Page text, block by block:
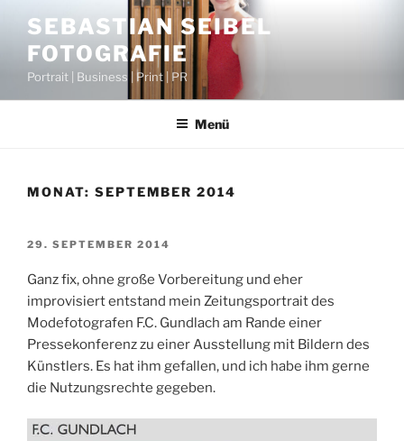
Inhalt
springen
SEBASTIAN SEIBEL
FOTOGRAFIE
Portrait | Business | Print | PR
Menü
MONAT: SEPTEMBER 2014
VERÖFFENTLICHT
29. SEPTEMBER 2014
Ganz fix, ohne große Vorbereitung und eher
improvisiert entstand mein Zeitungsportrait des
Modefotografen F.C. Gundlach am Rande einer
Pressekonferenz zu einer Ausstellung mit Bildern des
Künstlers. Es hat ihm gefallen, und ich habe ihm gerne
die Nutzungsrechte gegeben.